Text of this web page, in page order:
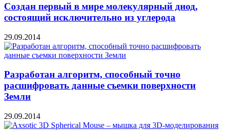
Создан первый в мире молекулярный диод,
состоящий исключительно из углерода
29.09.2014
Разработан алгоритм, способный точно
расшифровать данные съемки поверхности
Земли
29.09.2014